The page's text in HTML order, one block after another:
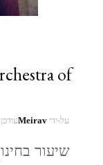
of
על-ידיMeirav
שיעור